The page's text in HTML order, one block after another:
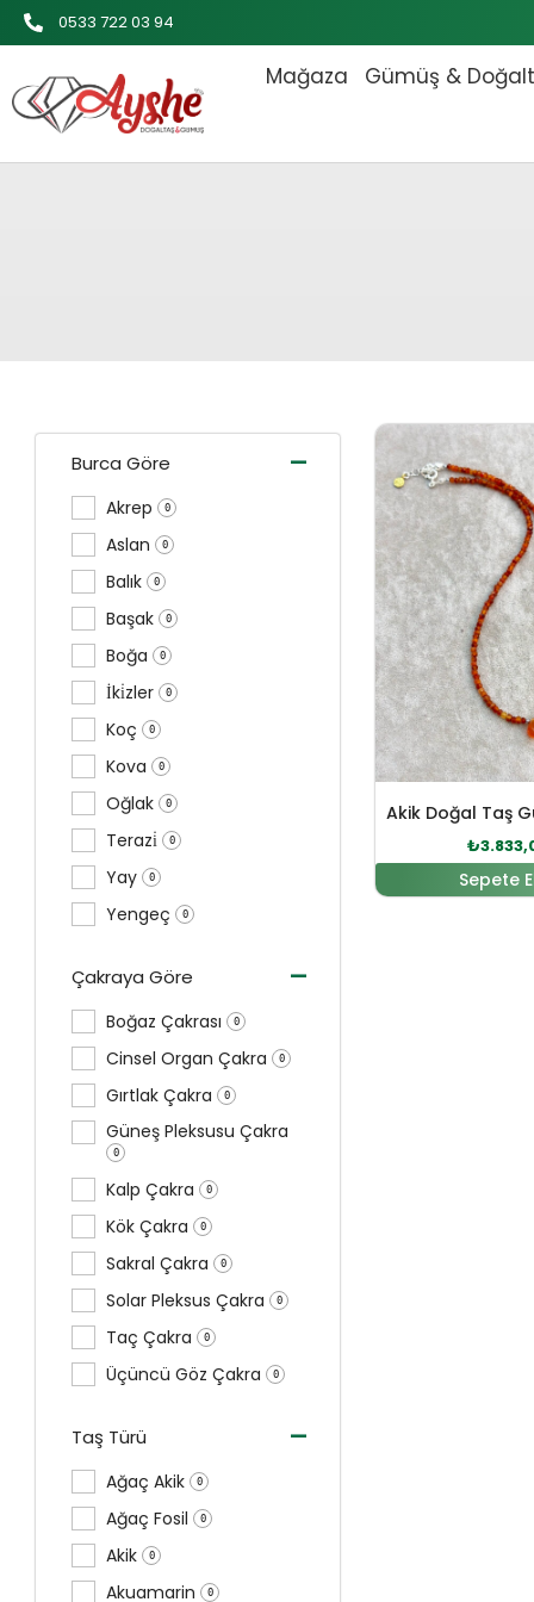
İçeriğe
atla
0533 722 03 94
Mağaza Gümüş &
Burca Göre -
Akrep 0
Aslan 0
Balık 0
Başak 0
Boğa 0
İki̇zler 0
Koç 0
Kova 0
Oğlak 0
Terazi̇ 0
Yay 0
Yengeç 0
Çakraya Göre -
Boğaz Çakrası 0
Cinsel Organ Çakra 0
Gırtlak Çakra 0
Güneş Pleksusu Çakra
0
Kalp Çakra 0
Kök Çakra 0
Sakral Çakra 0
Solar Pleksus Çakra 0
Taç Çakra 0
Üçüncü Göz Çakra 0
Taş Türü -
Ağaç Akik 0
Ağaç Fosil 0
Akik 0
Akuamarin 0
Akik Doğal Taş
Orijinal
₺
Sepete